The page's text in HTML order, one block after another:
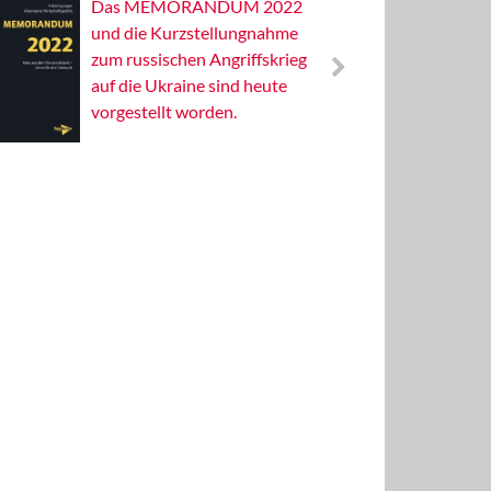
Das MEMORANDUM 2022
und die Kurzstellungnahme
zum russischen Angriffskrieg
auf die Ukraine sind heute
vorgestellt worden.